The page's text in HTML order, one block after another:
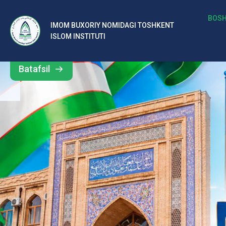
IMOM BUXORIY NOMIDAGI TOSHKENT
ISLOM INSTITUTI
b
al
ar
o‘
rt
a
si
d
Barcha
yangiliklar
Batafsil